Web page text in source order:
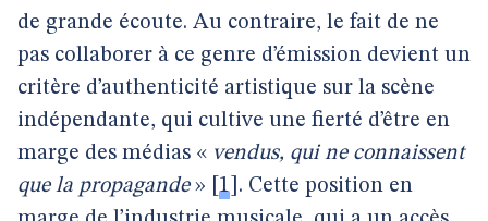
de grande écoute. Au contraire, le fait de ne
pas collaborer à ce genre d’émission devient un
critère d’authenticité artistique sur la scène
indépendante, qui cultive une fierté d’être en
marge des médias « vendus, qui ne connaissent
que la propagande» 1 . Cette position en